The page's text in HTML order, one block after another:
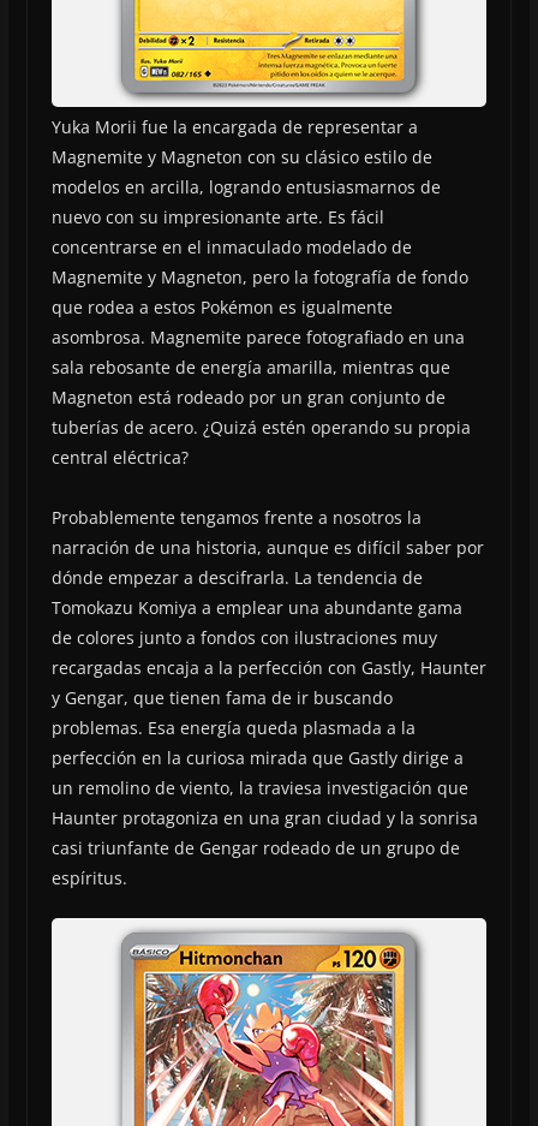
Yuka Morii fue la encargada de representar a
Magnemite y Magneton con su clásico estilo de
modelos en arcilla, logrando entusiasmarnos de
nuevo con su impresionante arte. Es fácil
concentrarse en el inmaculado modelado de
Magnemite y Magneton, pero la fotografía de fondo
que rodea a estos Pokémon es igualmente
asombrosa. Magnemite parece fotografiado en una
sala rebosante de energía amarilla, mientras que
Magneton está rodeado por un gran conjunto de
tuberías de acero. ¿Quizá estén operando su propia
central eléctrica?
Probablemente tengamos frente a nosotros la
narración de una historia, aunque es difícil saber por
dónde empezar a descifrarla. La tendencia de
Tomokazu Komiya a emplear una abundante gama
de colores junto a fondos con ilustraciones muy
recargadas encaja a la perfección con Gastly, Haunter
y Gengar, que tienen fama de ir buscando
problemas. Esa energía queda plasmada a la
perfección en la curiosa mirada que Gastly dirige a
un remolino de viento, la traviesa investigación que
Haunter protagoniza en una gran ciudad y la sonrisa
casi triunfante de Gengar rodeado de un grupo de
espíritus.